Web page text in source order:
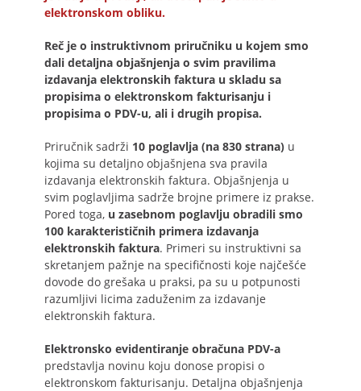
elektronskom obliku.
Reč je o instruktivnom priručniku u kojem smo
dali detaljna objašnjenja o svim pravilima
izdavanja elektronskih faktura u skladu sa
propisima o elektronskom fakturisanju i
propisima o PDV-u, ali i drugih propisa.
Priručnik sadrži 10 poglavlja (na 830 strana) u
kojima su detaljno objašnjena sva pravila
izdavanja elektronskih faktura. Objašnjenja u
svim poglavljima sadrže brojne primere iz prakse.
Pored toga, u zasebnom poglavlju obradili smo
100 karakterističnih primera izdavanja
elektronskih faktura. Primeri su instruktivni sa
skretanjem pažnje na specifičnosti koje najčešće
dovode do grešaka u praksi, pa su u potpunosti
razumljivi licima zaduženim za izdavanje
elektronskih faktura.
Elektronsko evidentiranje obračuna PDV-a
predstavlja novinu koju donose propisi o
elektronskom fakturisanju. Detaljna objašnjenja